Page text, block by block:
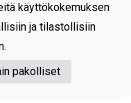
käyttökokemuksen
ja tilastollisiin
pakolliset